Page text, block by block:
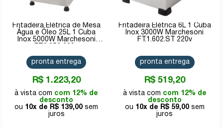
Fritadeira Elétrica de Mesa
Água e Óleo 25L 1 Cuba
Inox 5000W Marchesoni
R$ 1.223,20
com 12% de
desconto
10x de
R$ 139,00
pronta entrega
Fritadeira Elétrica 6L 1 Cuba
Inox 3000W Marchesoni
FT.1.602.ST 220v
R$ 519,20
com 12% de
desconto
10x de
R$ 59,00
pronta entrega